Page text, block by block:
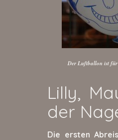
Der Luftballon ist
Lilly,
der
Die ersten